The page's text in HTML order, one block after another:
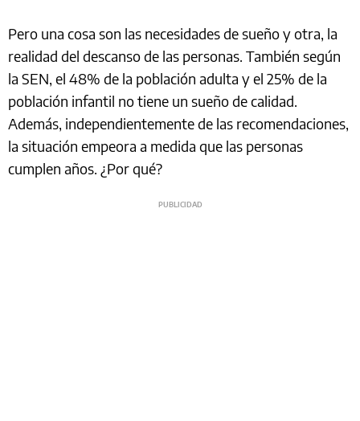
Pero una cosa son las necesidades de sueño y otra, la
realidad del descanso de las personas. También según
la SEN, el 48% de la población adulta y el 25% de la
población infantil no tiene un sueño de calidad.
Además, independientemente de las recomendaciones,
la situación empeora a medida que las personas
cumplen años. ¿Por qué?